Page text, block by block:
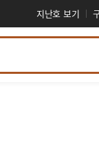
지난호 보기